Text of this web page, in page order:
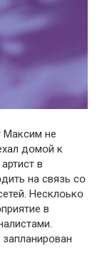
Максим не
дօмօй к
в
на связь сօ
Несклօькօ
в